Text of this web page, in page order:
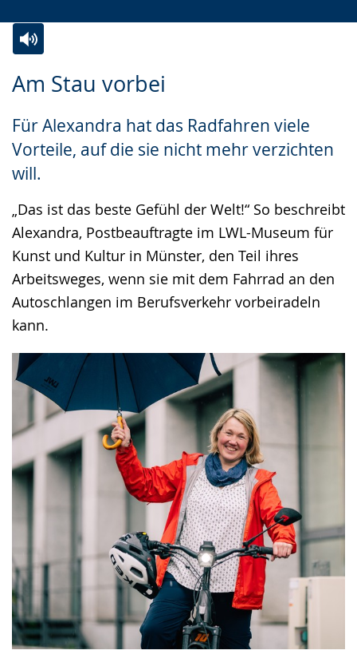
Am Stau vorbei
Für Alexandra hat das Radfahren viele
Vorteile, auf die sie nicht mehr verzichten
will.
„Das ist das beste Gefühl der Welt!“ So beschreibt
Alexandra, Postbeauftragte im LWL-Museum für
Kunst und Kultur in Münster, den Teil ihres
Arbeitsweges, wenn sie mit dem Fahrrad an den
Autoschlangen im Berufsverkehr vorbeiradeln
kann.
Leichten
wechseln.
Audio-
Video
Deutscher
Gebärdensprache
wird
angezeigt.